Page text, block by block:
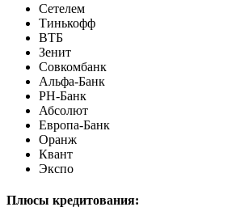
Сетелем
Тинькофф
ВТБ
Зенит
Совкомбанк
Альфа-Банк
РН-Банк
Абсолют
Европа-Банк
Оранж
Квант
Экспо
Плюсы кредитования: